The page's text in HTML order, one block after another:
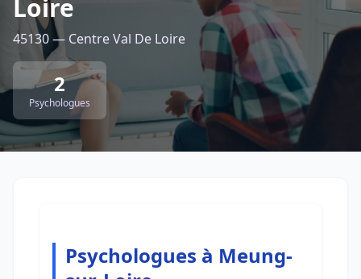
Loire
45130 — Centre Val De Loire
2
Psychologues
Psychologues à Meung-